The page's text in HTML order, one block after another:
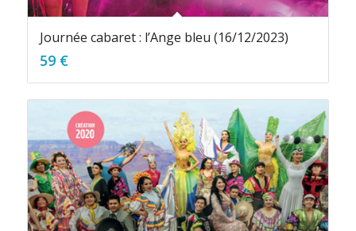
Journée cabaret : l’Ange bleu (16/12/2023)
59 €